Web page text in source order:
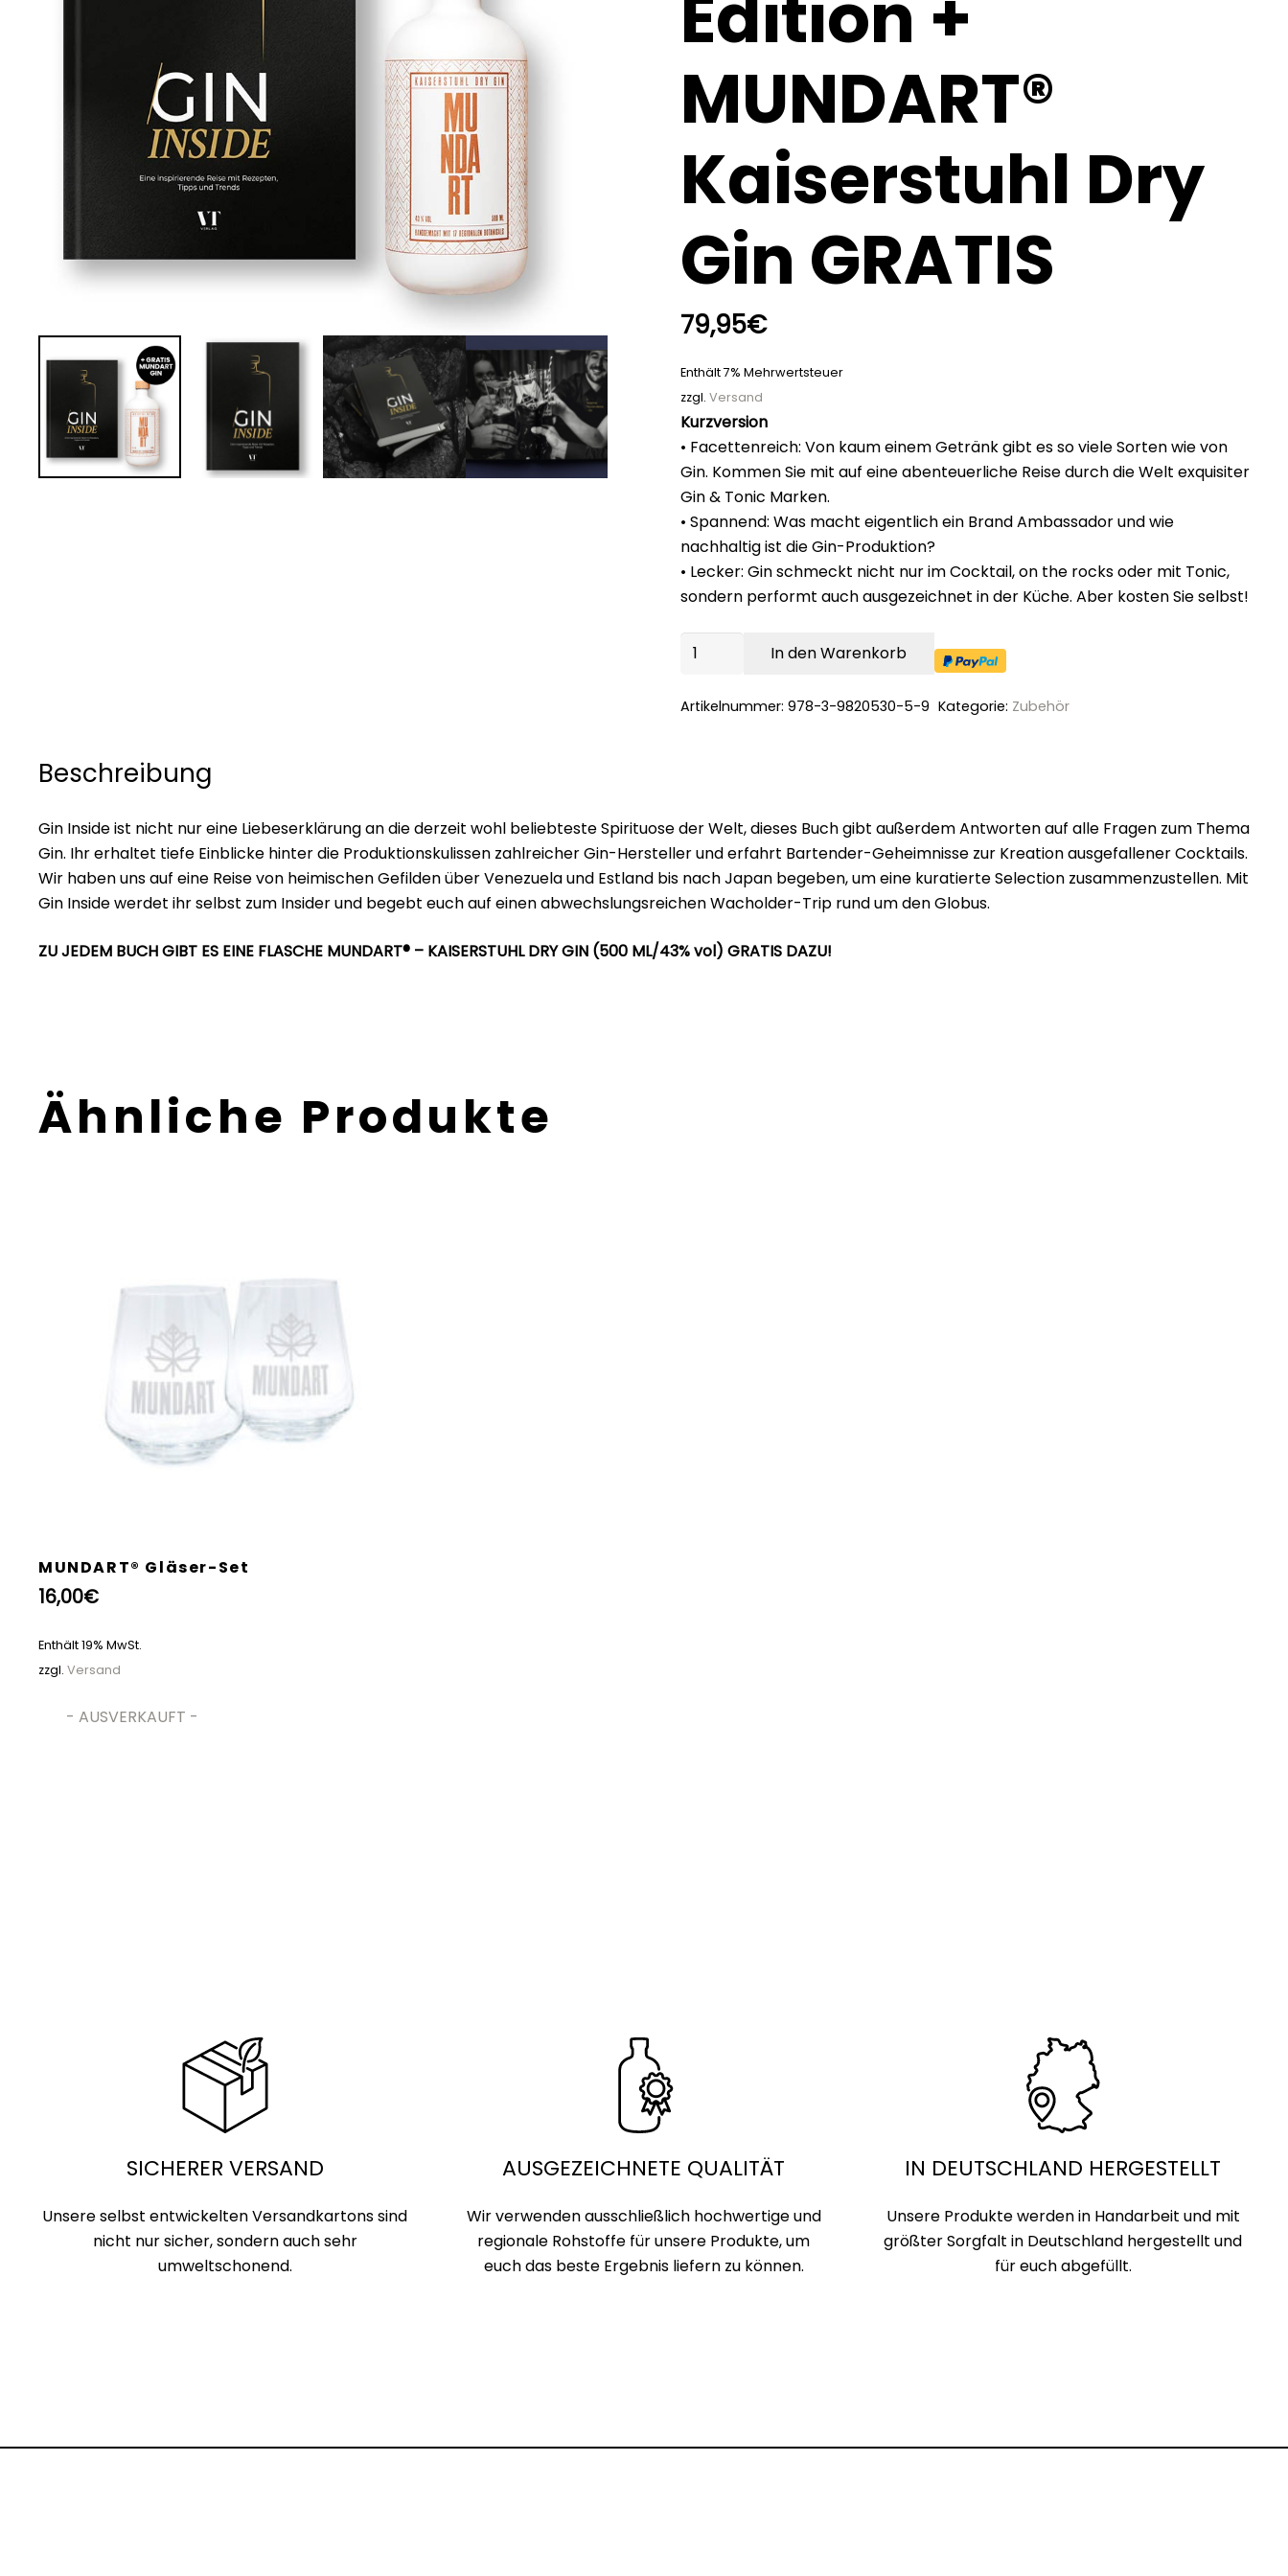
MUNDART®
Kaiserstuhl Dry
Gin GRATIS
79,95€
Enthält 7% Mehrwertsteuer
zzgl. Versand
Kurzversion
• Facettenreich: Von kaum einem Getränk gibt es so viele Sorten wie von
Gin. Kommen Sie mit auf eine abenteuerliche Reise durch die Welt exquisiter
Gin & Tonic Marken.
• Spannend: Was macht eigentlich ein Brand Ambassador und wie
nachhaltig ist die Gin-Produktion?
• Lecker: Gin schmeckt nicht nur im Cocktail, on the rocks oder mit Tonic,
sondern performt auch ausgezeichnet in der Küche. Aber kosten Sie selbst!
Gin
Edition
Dry
GRATIS
Menge
In den Warenkorb
Artikelnummer: 978-3-9820530-5-9 Kategorie: Zubehör
Beschreibung
Gin Inside ist nicht nur eine Liebeserklärung an die derzeit wohl beliebteste Spirituose der Welt, dieses Buch gibt außerdem Antworten auf alle Fragen zum Thema
Gin. Ihr erhaltet tiefe Einblicke hinter die Produktionskulissen zahlreicher Gin-Hersteller und erfahrt Bartender-Geheimnisse zur Kreation ausgefallener Cocktails.
Wir haben uns auf eine Reise von heimischen Gefilden über Venezuela und Estland bis nach Japan begeben, um eine kuratierte Selection zusammenzustellen. Mit
Gin Inside werdet ihr selbst zum Insider und begebt euch auf einen abwechslungsreichen Wacholder-Trip rund um den Globus.
ZU JEDEM BUCH GIBT ES EINE FLASCHE MUNDART® – KAISERSTUHL DRY GIN (500 ML/43% vol) GRATIS DAZU!
Ähnliche Produkte
MUNDART® Gläser-Set
16,00€
Enthält 19% MwSt.
zzgl. Versand
- AUSVERKAUFT -
SICHERER VERSAND
Unsere selbst entwickelten Versandkartons sind
nicht nur sicher, sondern auch sehr
umweltschonend.
AUSGEZEICHNETE QUALITÄT
Wir verwenden ausschließlich hochwertige und
regionale Rohstoffe für unsere Produkte, um
euch das beste Ergebnis liefern zu können.
IN DEUTSCHLAND HERGESTELLT
Unsere Produkte werden in Handarbeit und mit
größter Sorgfalt in Deutschland hergestellt und
für euch abgefüllt.